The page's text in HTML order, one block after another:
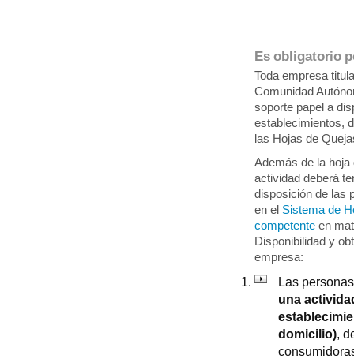
Es obligatorio
Toda empresa
Comunidad
soporte papel a
establecimientos,
las Hojas de
Además de la
actividad deberá
disposición de las
en el Sistema de
competente en
Disponibilidad y
empresa:
Las
una
domicilio),